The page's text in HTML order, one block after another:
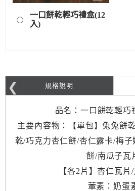
一口餅乾輕巧禮盒(12
入)
規格說明
品名：一口餅乾輕巧
主要內容物：【單包】兔兔餅
乾/巧克力杏仁餅/杏仁露卡/梅子
餅/南瓜子瓦
【各2片】杏仁瓦片
葷素：奶蛋